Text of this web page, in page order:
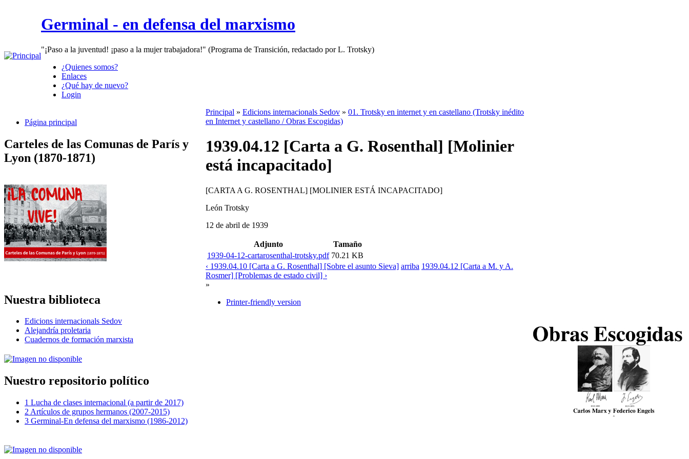
Germinal - en defensa del marxismo
"¡Paso a la juventud! ¡paso a la mujer trabajadora!" (Programa de Transición, redactado por L. Trotsky)
¿Quienes somos?
Enlaces
¿Qué hay de nuevo?
Login
Página principal
Carteles de las Comunas de París y
Lyon (1870-1871)
Nuestra biblioteca
Edicions internacionals Sedov
Alejandría proletaria
Cuadernos de formación marxista
Nuestro repositorio político
1 Lucha de clases internacional (a partir de 2017)
2 Artículos de grupos hermanos (2007-2015)
3 Germinal-En defensa del marxismo (1986-2012)
Principal » Edicions internacionals Sedov » 01. Trotsky en internet y en castellano (Trotsky inédito
en Internet y castellano / Obras Escogidas)
1939.04.12 [Carta a G. Rosenthal] [Molinier
está incapacitado]
[CARTA A G. ROSENTHAL] [MOLINIER ESTÁ INCAPACITADO]
León Trotsky
12 de abril de 1939
Adjunto
Tamaño
1939-04-12-cartarosenthal-trotsky.pdf 70.21 KB
‹ 1939.04.10 [Carta a G. Rosenthal] [Sobre el asunto Sieva] arriba 1939.04.12 [Carta a M. y A.
Rosmer] [Problemas de estado civil] ›
»
Printer-friendly version